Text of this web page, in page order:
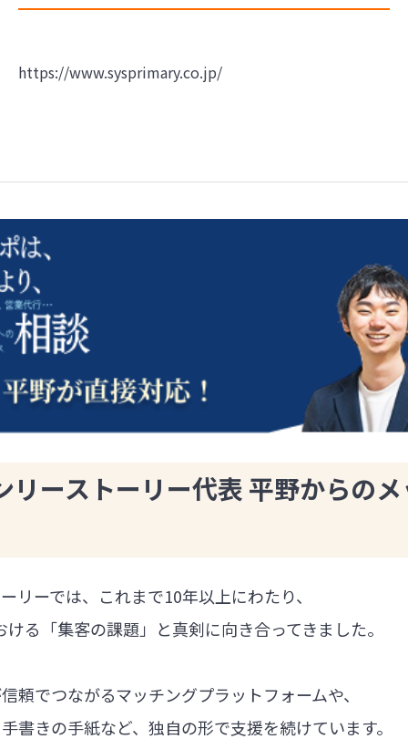
https://www.sysprimary.co.jp/
リーストーリー代表 平野からの
リーでは、これまで10年以上にわたり、
る「集客の課題」と真剣に向き合ってきました。
頼でつながるマッチングプラットフォームや、
書きの手紙など、独自の形で支援を続けています。